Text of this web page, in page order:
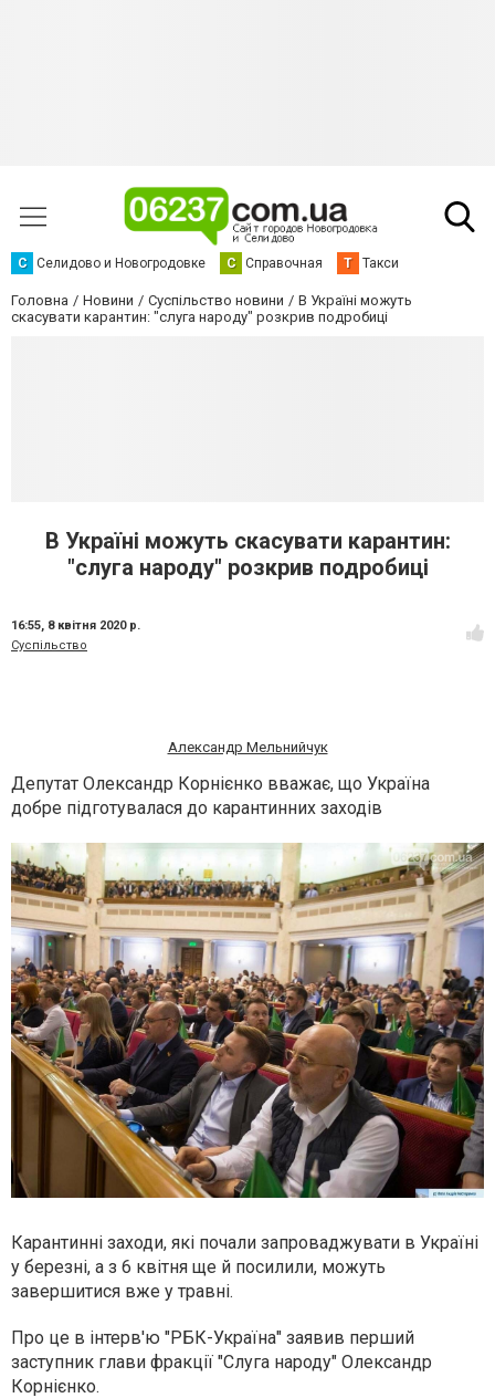
С Селидово и Новогродовке С Справочная Т Такси
Головна Новини Суспільство новини
В Україні можуть
скасувати карантин: "слуга народу" розкрив подробиці
В Україні можуть скасувати карантин:
"слуга народу" розкрив подробиці
16:55, 8 квітня 2020 р.
Суспільство
Александр Мельнийчук
Депутат Олександр Корнієнко вважає, що Україна
добре підготувалася до карантинних заходів
Карантинні заходи, які почали запроваджувати в Україні
у березні, а з 6 квітня ще й посилили, можуть
завершитися вже у травні.
Про це в інтерв'ю "РБК-Україна" заявив перший
заступник глави фракції "Слуга народу" Олександр
Корнієнко.